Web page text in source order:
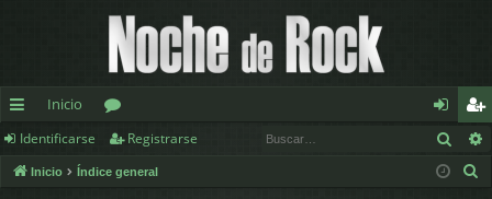
nl
ac
Inicio
or
os
de
nt
eg
ist
Identificarse Registrarse
Inicio Índice general